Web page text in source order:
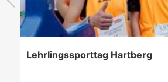
Lehrlingssporttag Hartberg